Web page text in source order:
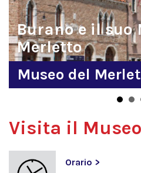
Le collezioni:
oltre duecento rari e preziosi
l’arte del merletto a Venezia
Museo del
Visita il Museo
Orario >